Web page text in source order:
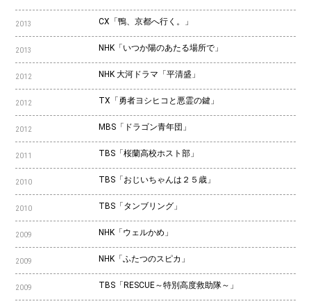
2013 CX「鴨、京都へ行く。」
2013 NHK「いつか陽のあたる場所で」
2012 NHK 大河ドラマ「平清盛」
2012 TX「勇者ヨシヒコと悪霊の鍵」
2012 MBS「ドラゴン青年団」
2011 TBS「桜蘭高校ホスト部」
2010 TBS「おじいちゃんは２５歳」
2010 TBS「タンブリング」
2009 NHK「ウェルかめ」
2009 NHK「ふたつのスピカ」
2009 TBS「RESCUE～特別高度救助隊～」